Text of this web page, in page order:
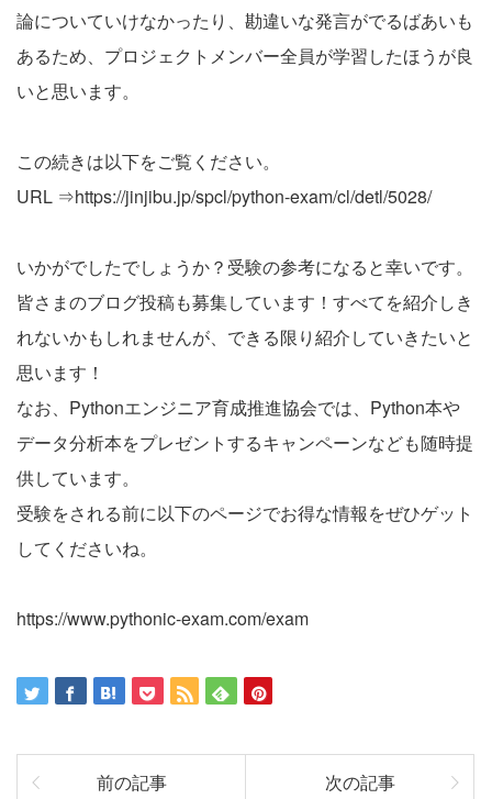
論についていけなかったり、勘違いな発言がでるばあいも
あるため、プロジェクトメンバー全員が学習したほうが良
いと思います。
この続きは以下をご覧ください。
URL ⇒https://jinjibu.jp/spcl/python-exam/cl/detl/5028/
いかがでしたでしょうか？受験の参考になると幸いです。
皆さまのブログ投稿も募集しています！すべてを紹介しき
れないかもしれませんが、できる限り紹介していきたいと
思います！
なお、Pythonエンジニア育成推進協会では、Python本や
データ分析本をプレゼントするキャンペーンなども随時提
供しています。
受験をされる前に以下のページでお得な情報をぜひゲット
してくださいね。
https://www.pythonic-exam.com/exam
前の記事 次の記事